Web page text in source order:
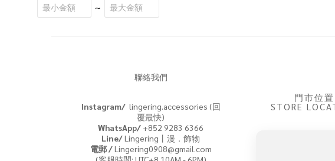
~
聯絡我們
Instagram/ lingering.accessories (回
覆最快)
WhatsApp/ +852 9283 6366
Line/Lingering丨漫．飾物
電郵 /Lingering0908@gmail.com
門市位置
STORE